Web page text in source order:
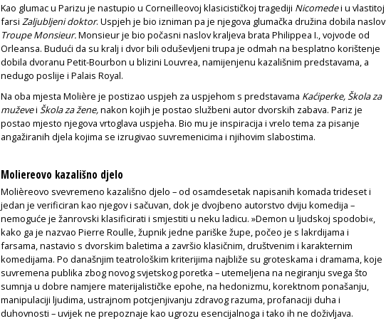
Kao glumac u Parizu je nastupio u Corneilleovoj klasicističkoj tragediji Nicomedei u vlastitoj
farsi Zaljubljeni doktor. Uspjeh je bio izniman pa je njegova glumačka družina dobila naslov
Troupe Monsieur.Monsieur je bio počasni naslov kraljeva brata Philippea I., vojvode od
Orleansa. Budući da su kralj i dvor bili oduševljeni trupa je odmah na besplatno korištenje
dobila dvoranu Petit-Bourbon u blizini Louvrea, namijenjenu kazališnim predstavama, a
nedugo poslije i Palais Royal.
Na oba mjesta Molière je postizao uspjeh za uspjehom s predstavama Kaćiperke, Škola za
muževei Škola za žene,nakon kojih je postao službeni autor dvorskih zabava. Pariz je
postao mjesto njegova vrtoglava uspjeha. Bio mu je inspiracija i vrelo tema za pisanje
angažiranih djela kojima se izrugivao suvremenicima i njihovim slabostima.
Moliereovo kazališno djelo
Molièreovo svevremeno kazališno djelo – od osamdesetak napisanih komada trideset i
jedan je verificiran kao njegov i sačuvan, dok je dvojbeno autorstvo dviju komedija –
nemoguće je žanrovski klasificirati i smjestiti u neku ladicu. »Demon u ljudskoj spodobi«,
kako ga je nazvao Pierre Roulle, župnik jedne pariške župe, počeo je s lakrdijama i
farsama, nastavio s dvorskim baletima a završio klasičnim, društvenim i karakternim
komedijama. Po današnjim teatrološkim kriterijima najbliže su groteskama i dramama, koje
suvremena publika zbog novog svjetskog poretka – utemeljena na negiranju svega što
sumnja u dobre namjere materijalističke epohe, na hedonizmu, korektnom ponašanju,
manipulaciji ljudima, ustrajnom potcjenjivanju zdravog razuma, profanaciji duha i
duhovnosti – uvijek ne prepoznaje kao ugrozu esencijalnoga i tako ih ne doživljava.